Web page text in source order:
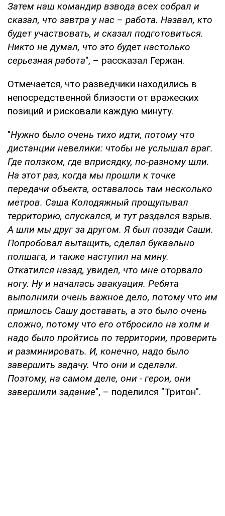
Затем наш командир взвода всех собрал и
сказал, что завтра у нас – работа. Назвал, кто
будет участвовать, и сказал подготовиться.
Никто не думал, что это будет настолько
серьезная работа", – рассказал Гержан.
Отмечается, что разведчики находились в
непосредственной близости от вражеских
позиций и рисковали каждую минуту.
"Нужно было очень тихо идти, потому что
дистанции невелики: чтобы не услышал враг.
Где ползком, где вприсядку, по-разному шли.
На этот раз, когда мы прошли к точке
передачи объекта, оставалось там несколько
метров. Саша Колодяжный прощупывал
территорию, спускался, и тут раздался взрыв.
А шли мы друг за другом. Я был позади Саши.
Попробовал вытащить, сделал буквально
полшага, и также наступил на мину.
Откатился назад, увидел, что мне оторвало
ногу. Ну и началась эвакуация. Ребята
выполнили очень важное дело, потому что им
пришлось Сашу доставать, а это было очень
сложно, потому что его отбросило на холм и
надо было пройтись по территории, проверить
и разминировать. И, конечно, надо было
завершить задачу. Что они и сделали.
Поэтому, на самом деле, они - герои, они
завершили задание", – поделился "Тритон".